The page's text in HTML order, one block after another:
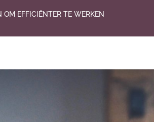
EFFICIËNTER TE WERKEN